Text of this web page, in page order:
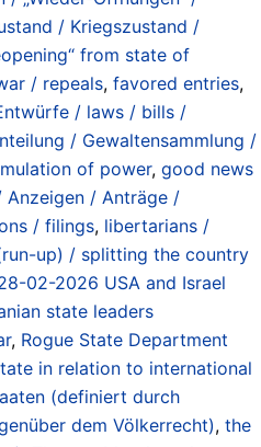
/ Kriegszustand /
from state of
/ repeals, favored entries,
/ laws / bills /
/ Gewaltensammlung /
of power, good news
Anzeigen / Anträge /
/ filings, libertarians /
up) / splitting the country
02-2026 USA and Israel
state leaders
, Rogue State Department
in relation to international
(definiert durch
dem Völkerrecht), the